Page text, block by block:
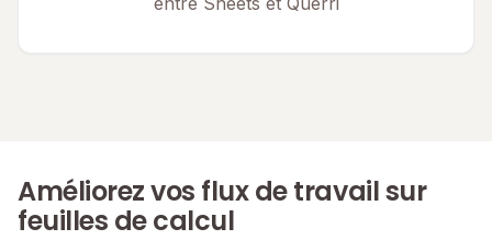
Améliorez vos flux de travail sur
feuilles de calcul